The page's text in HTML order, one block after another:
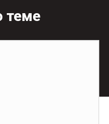
теме